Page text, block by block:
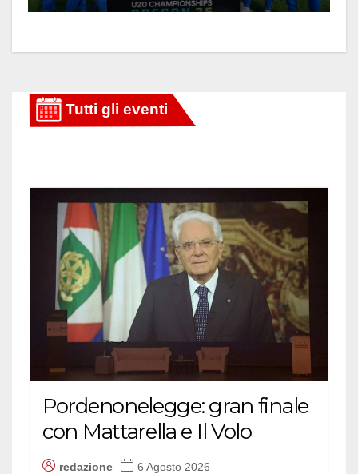
Pordenonelegge: gran finale
con Mattarella e Il Volo
redazione 6 Agosto 2026